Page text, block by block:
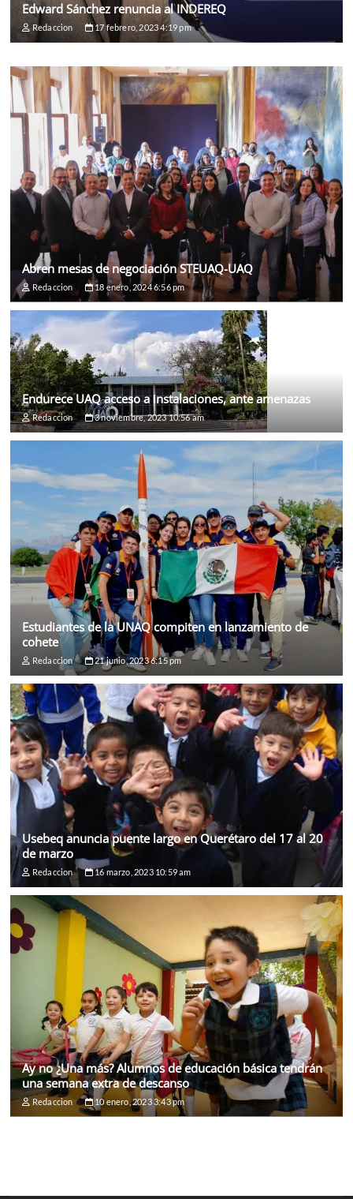
Edward Sánchez renuncia al INDEREQ
Redaccion 17 febrero, 2023 4:19 pm
Abren mesas de negociación STEUAQ-UAQ
Redaccion 18 enero, 2024 6:56 pm
Endurece UAQ acceso a instalaciones, ante amenazas
Redaccion 3 noviembre, 2023 10:56 am
Estudiantes de la UNAQ compiten en lanzamiento de
cohete
Redaccion 21 junio, 2023 6:15 pm
Usebeq anuncia puente largo en Querétaro del 17 al 20
de marzo
Redaccion 16 marzo, 2023 10:59 am
Ay no ¿Una más? Alumnos de educación básica tendrán
una semana extra de descanso
Redaccion 10 enero, 2023 3:43 pm